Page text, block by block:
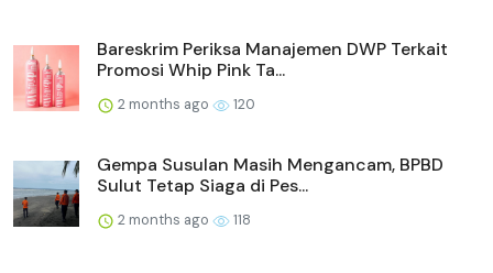
Bareskrim Periksa Manajemen DWP Terkait
Promosi Whip Pink Ta...
2 months ago 120
Gempa Susulan Masih Mengancam, BPBD
Sulut Tetap Siaga di Pes...
2 months ago 118